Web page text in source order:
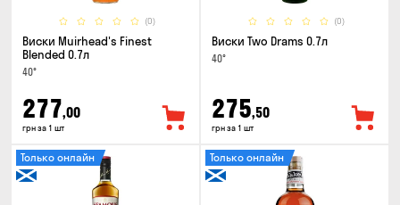
(0)
Виски Muirhead's Finest
Blended 0.7л
40°
277,00
грн за 1 шт
(0)
Виски Two Drams 0.7л
40°
275,50
грн за 1 шт
Только онлайн Только онлайн